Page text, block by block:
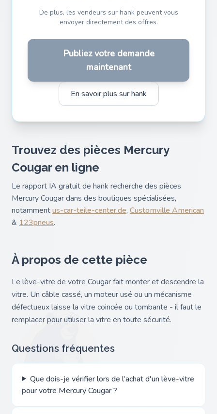
De plus, les vendeurs sur hank peuvent vous
envoyer directement des offres.
Publiez votre demande
maintenant
En savoir plus sur hank
Trouvez des pièces Mercury
Cougar en ligne
Le rapport IA gratuit de hank recherche des pièces
Mercury Cougar dans des boutiques spécialisées,
notammentus-car-teile-center.de, Customville American
& 123pneus.
À propos de cette pièce
Le lève-vitre de votre Cougar fait monter et descendre la
vitre. Un câble cassé, un moteur usé ou un mécanisme
défectueux laisse la vitre coincée ou tombante - il faut le
remplacer pour utiliser la vitre en toute sécurité.
Questions fréquentes
Que dois-je vérifier lors de l'achat d'un lève-vitre
pour votre Mercury Cougar ?